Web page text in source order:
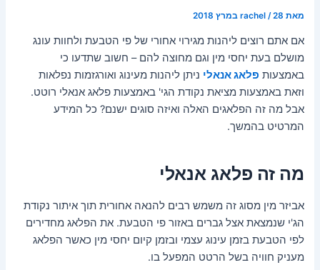
מאת rachel /28 במרץ 2018
אם אתם רוצים ליהנות מגירוי אחורי של פי הטבעת ולחוות עונג
מושלם בעת יחסי מין וגם מחוצה להם – חשוב שתדעו כי
באמצעות פלאג אנאלי ניתן ליהנות מעינוג ואורגזמות נפלאות
וזאת באמצעות מציאת נקודת הגי' באמצעות פלאג אנאלי רוטט.
אבל מה זה הפלאגים האלה ואיזה סוגים ישנם? כל המידע
המרטיט בהמשך.
מה זה פלאג אנאלי
אביזר מין מסוג זה משמש רבים להנאה אחורית תוך איתור נקודת
הג'י שנמצאת אצל גברים באזור פי הטבעת. את הפלאג מחדירים
לפי הטבעת בזמן עינוג עצמי ובזמן קיום יחסי מין כאשר הפלאג
מעניק חוויה בשל הרטט המפעל בו.